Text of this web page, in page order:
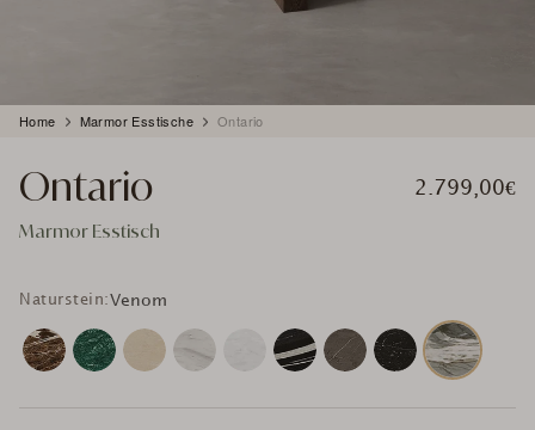
Home Marmor Esstische Ontario
Ontario
Marmor Esstisch
2.799,00€
Naturstein:Venom
Produkt
Warenkorb
hinzugefügt